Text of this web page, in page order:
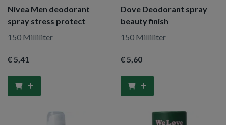
Nivea Men deodorant
spray stress protect
150 Milliliter
€ 5,41
Dove Deodorant spray
beauty finish
150 Milliliter
€ 5,60